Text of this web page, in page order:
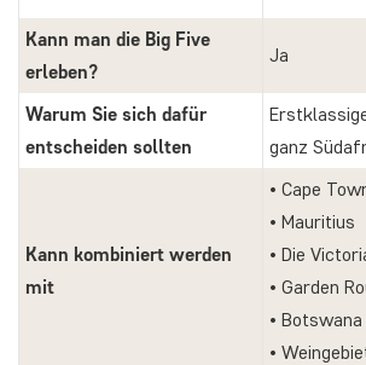
Kann man die Big Five
erleben?
Ja
Warum Sie sich dafür
entscheiden sollten
ganz
Kann kombiniert werden
mit
• Cape
• Mauritius
• Die
• Garden
• Botswana
•